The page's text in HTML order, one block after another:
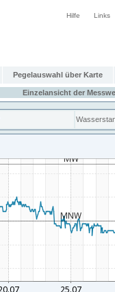
Hilfe Links
Pegelauswahl über Karte
Einzelansicht der